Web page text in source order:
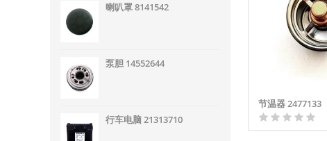
喇叭罩 8141542
泵胆 14552644
行车电脑 21313710
节温器 2477133